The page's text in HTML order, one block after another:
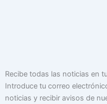
Recibe todas las noticias en
Introduce tu correo
noticias y recibir avisos de
Dirección
de
electrónico